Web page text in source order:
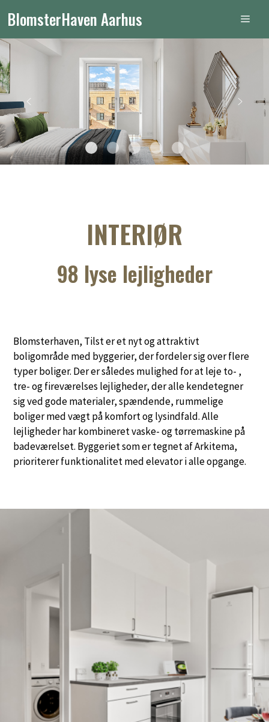
indhold
BlomsterHaven Aarhus
INTERIØR
98 lyse lejligheder
Blomsterhaven, Tilst er et nyt og attraktivt
boligområde med byggerier, der fordeler sig over flere
typer boliger. Der er således mulighed for at leje to- ,
tre- og fireværelses lejligheder, der alle kendetegner
sig ved gode materialer, spændende, rummelige
boliger med vægt på komfort og lysindfald. Alle
lejligheder har kombineret vaske- og tørremaskine på
badeværelset. Byggeriet som er tegnet af Arkitema,
prioriterer funktionalitet med elevator i alle opgange.